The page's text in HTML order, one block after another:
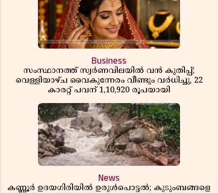
Business
സംസ്ഥാനത്ത് സ്വർണവിലയിൽ വൻ കുതിപ്പ്;
വെള്ളിയാഴ്ച വൈകുന്നേരം വീണ്ടും വർധിച്ചു, 22
കാരറ്റ് പവന് 1,10,920 രൂപയായി
News
കണ്ണൂർ ഉദയഗിരിയിൽ ഉരുൾപൊട്ടൽ; കുടുംബങ്ങളെ